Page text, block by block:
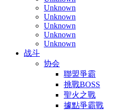
Unknown
Unknown
Unknown
Unknown
Unknown
战斗
协会
聯盟爭霸
挑戰BOSS
聖火之戰
據點爭霸戰